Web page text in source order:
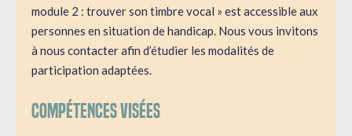
module 2 : trouver son timbre vocal » est accessible aux
personnes en situation de handicap. Nous vous invitons
à nous contacter afin d’étudier les modalités de
participation adaptées.
Compétences visées